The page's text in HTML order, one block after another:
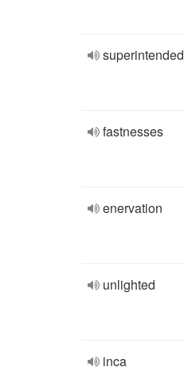
superintended
fastnesses
enervation
unlighted
inca